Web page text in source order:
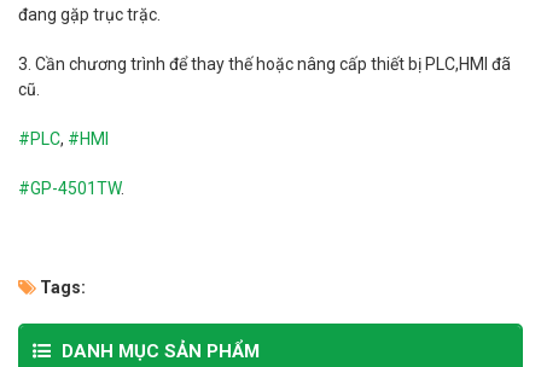
đang gặp trục trặc.
3. Cần chương trình để thay thế hoặc nâng cấp thiết bị PLC,HMI đã
cũ.
#PLC, #HMI
#GP-4501TW.
Tags:
DANH MỤC SẢN PHẨM